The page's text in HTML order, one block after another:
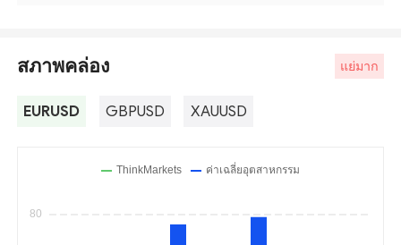
สภาพคล่อง แย่มาก
EURUSD GBPUSD XAUUSD